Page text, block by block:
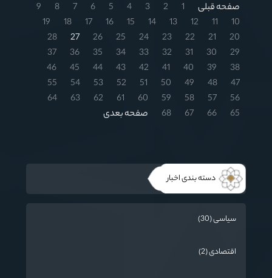
صفحه قبلی 1
2
3
4
5
6
7
8
9
10
11
12
13
14
15
16
17
18
19
20
21
22
23
24
25
26
27
28
29
30
31
32
33
34
35
36
37
38
39
40
41
42
43
44
45
46
47
48
49
50
51
52
53
54
55
56
57
58
59
60
61
62
63
64
65
66
67
68 صفحه بعدی
دسته بندی اخبار
سیاسی (30)
اقتصادی (2)